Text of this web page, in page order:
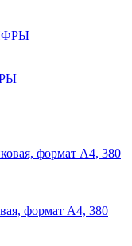
формат А4, 380